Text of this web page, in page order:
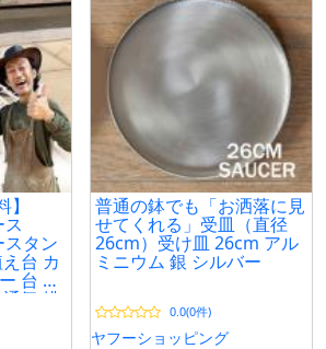
タン
台 カ
台 ス
気 排
普通の鉢でも「お洒落に見
せてくれる」受皿（直径
26cm）受け皿 26cm アル
ミニウム 銀 シルバー
0.0(0件)
ヤフーショッピング